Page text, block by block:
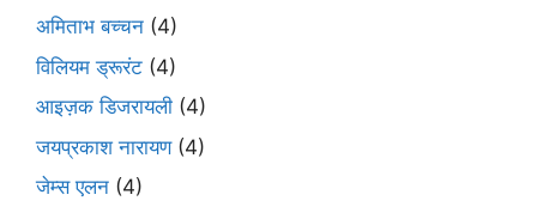
अमिताभ बच्चन (4)
विलियम ड्रूरंट (4)
आइज़क डिजरायली (4)
जयप्रकाश नारायण(4)
जेम्स एलन (4)